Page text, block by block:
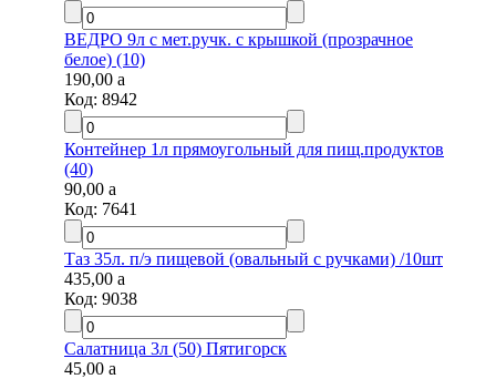
ВЕДРО 9л с мет.ручк. с крышкой (прозрачное
белое) (10)
190,00a
Код:8942
Контейнер 1л прямоугольный для пищ.продуктов
(40)
90,00a
Код:7641
Таз 35л. п/э пищевой (овальный с ручками) /10шт
435,00a
Код:9038
Салатница 3л (50) Пятигорск
45,00a